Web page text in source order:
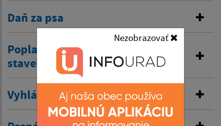
Daň za psa
Poplatok za komunálne a drobné
stavebné odpady
Vyhlásenie v miestnom rozhlase
Nezobrazovať